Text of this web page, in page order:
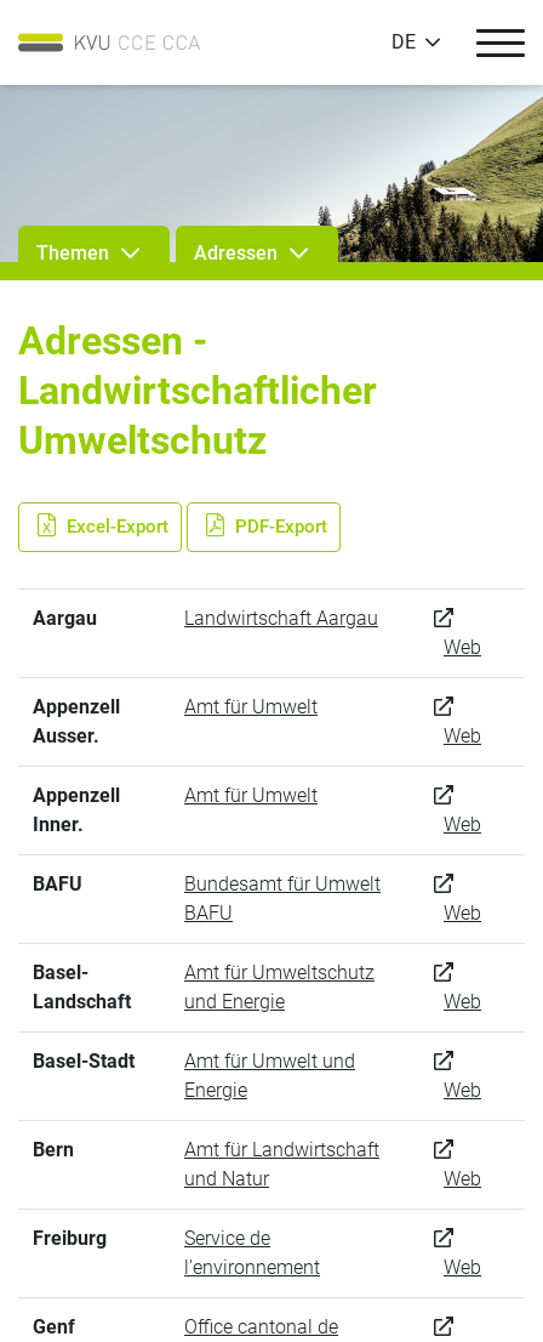
DE
Themen Adressen
Adressen -
Landwirtschaftlicher
Umweltschutz
Excel-Export PDF-Export
Aargau
Landwirtschaft Aargau
Web
Appenzell
Ausser.
Amt für Umwelt
Web
Appenzell
Inner.
Amt für Umwelt
Web
BAFU
Bundesamt für Umwelt
BAFU
Web
Basel-
Landschaft
Amt für Umweltschutz
und Energie
Web
Basel-Stadt
Amt für Umwelt und
Energie
Web
Bern
Amt für Landwirtschaft
und Natur
Web
Freiburg
Service de
l'environnement
Web
Genf
Office cantonal de